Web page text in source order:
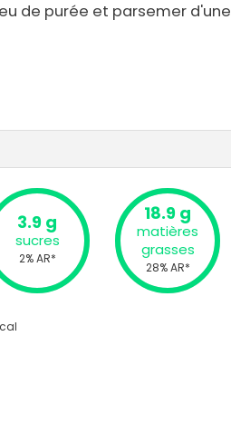
de purée et parsemer d'une
3.9 g
sucres
2% AR*
18.9 g
matières
grasses
28% AR*